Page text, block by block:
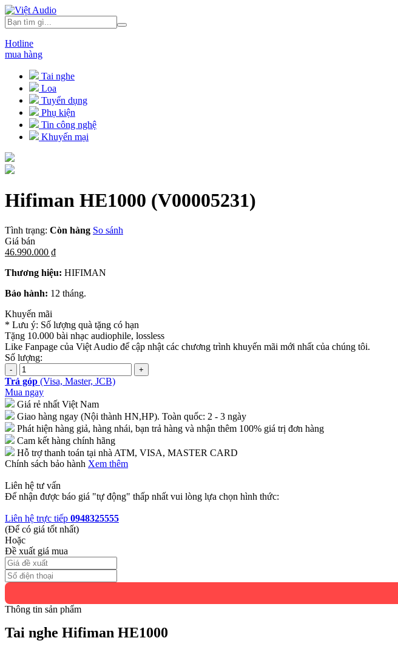
Hotline
mua hàng
Tai nghe
Loa
Tuyển dụng
Phụ kiện
Tin công nghệ
Khuyến mại
Hifiman HE1000 (V00005231)
Tình trạng: Còn hàng So sánh
Giá bán
46.990.000 ₫
Thương hiệu: HIFIMAN
Bảo hành: 12 tháng.
Khuyến mãi
* Lưu ý: Số lượng quà tặng có hạn
Tặng 10.000 bài nhạc audiophile, lossless
Like Fanpage của Việt Audio để cập nhật các chương trình khuyến mãi mới nhất của chúng tôi.
Số lượng:
Trả góp (Visa, Master, JCB)
Mua ngay
Giá rẻ nhất Việt Nam
Giao hàng ngay (Nội thành HN,HP). Toàn quốc: 2 - 3 ngày
Phát hiện hàng giả, hàng nhái, bạn trả hàng và nhận thêm 100% giá trị đơn hàng
Cam kết hàng chính hãng
Hỗ trợ thanh toán tại nhà ATM, VISA, MASTER CARD
Chính sách bảo hành Xem thêm
Liên hệ tư vấn
Để nhận được báo giá "tự động" thấp nhất vui lòng lựa chọn hình thức:
Liên hệ trực tiếp 0948325555
(Để có giá tốt nhất)
Hoặc
Đề xuất giá mua
Thông tin sản phẩm
Tai nghe Hifiman HE1000